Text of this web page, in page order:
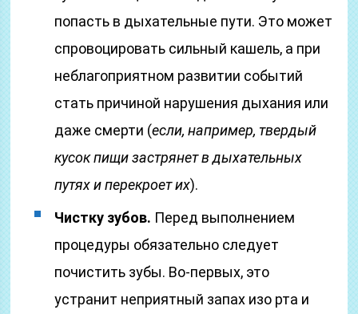
попасть в дыхательные пути. Это может
спровоцировать сильный кашель, а при
неблагоприятном развитии событий
стать причиной нарушения дыхания или
даже смерти (если, например, твердый
кусок пищи застрянет в дыхательных
путях и перекроет их).
Чистку зубов. Перед выполнением
процедуры обязательно следует
почистить зубы. Во-первых, это
устранит неприятный запах изо рта и